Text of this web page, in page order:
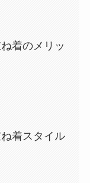
着のメリッ
着スタイル